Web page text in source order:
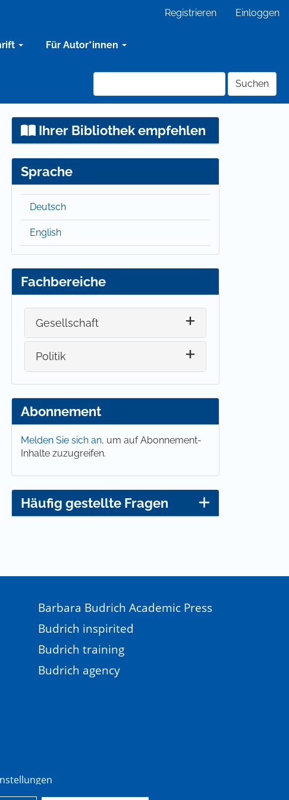
Registrieren Einloggen
Für Autor*innen
Suchen
Ihrer Bibliothek empfehlen
Sprache
Deutsch
English
Fachbereiche
Gesellschaft
Politik
Abonnement
Melden Sie sich an, um auf Abonnement-
Inhalte zuzugreifen.
Häufig gestellte Fragen
Barbara Budrich Academic Press
Budrich inspirited
Budrich training
Budrich agency